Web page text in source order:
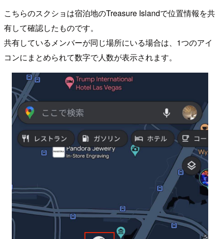
こちらのスクショは宿泊地のTreasure Islandで位置情報を共
有して確認したものです。
共有しているメンバーが同じ場所にいる場合は、1つのアイ
コンにまとめられて数字で人数が表示されます。